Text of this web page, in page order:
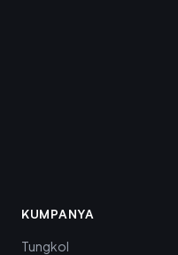
KUMPANYA
Tungkol